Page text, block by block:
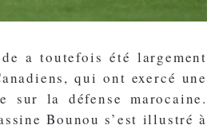
a toutefois été largement
qui ont exercé une
sur la défense marocaine.
Bounou s’est illustré à